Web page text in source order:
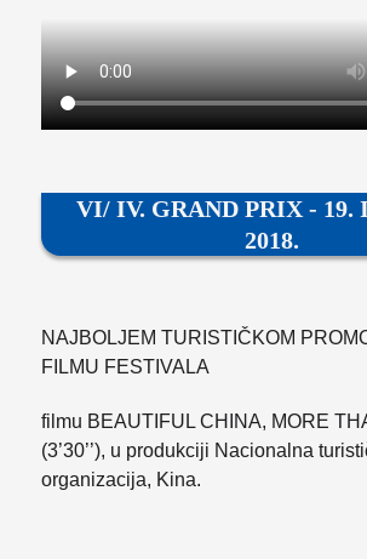
VI/ IV. GRAND PRIX - 19.
2018.
NAJBOLJEM TURISTIČKOM
FILMU FESTIVALA
filmu BEAUTIFUL CHINA, MORE
(3’30’’), u produkciji Nacionalna
organizacija, Kina.